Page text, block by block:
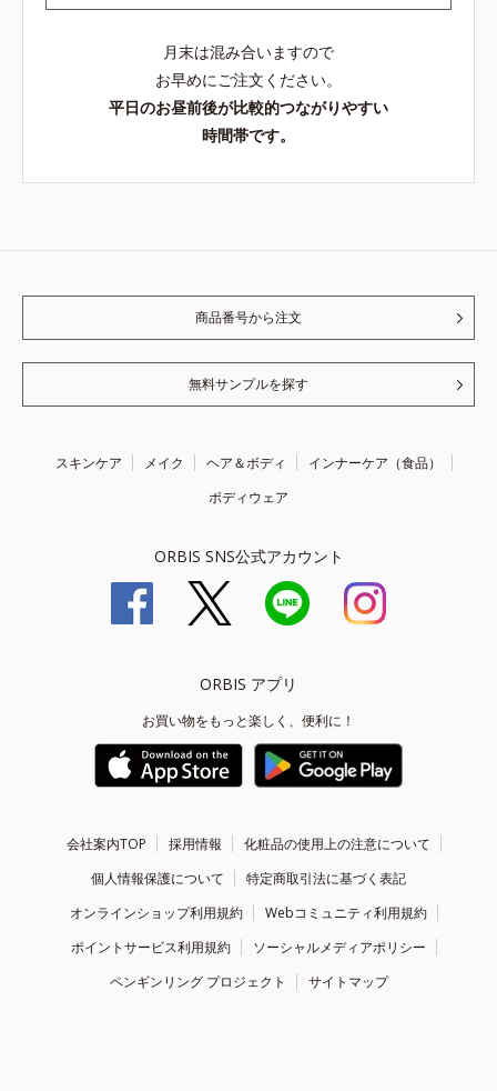
月末は混み合いますので
お早めにご注文ください。
平日のお昼前後が比較的つながりやすい
時間帯です。
商品番号から注文
無料サンプルを探す
スキンケア メイク ヘア＆ボディ
インナーケア（食品）
ボディウェア
ORBIS SNS公式アカウント
ORBIS アプリ
お買い物をもっと楽しく、便利に！
会社案内TOP 採用情報
化粧品の使用上の注意について
個人情報保護について
特定商取引法に基づく表記
オンラインショップ利用規約
Webコミュニティ利用規約
ポイントサービス利用規約
ソーシャルメディアポリシー
ペンギンリング プロジェクト
サイトマップ